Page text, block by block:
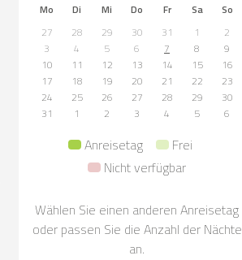
Mo Di Mi Do Fr Sa
So
27
28 29 30 31 1
2
3
4 5 6 7 8
9
10
11 12 13 14 15
16
17
18 19 20 21 22
23
24
25 26 27 28 29
30
31
1 2 3 4 5 6
Anreisetag
Frei
Nicht verfügbar
Wählen Sie einen anderen Anreisetag
oder passen Sie die Anzahl der Nächte
an.